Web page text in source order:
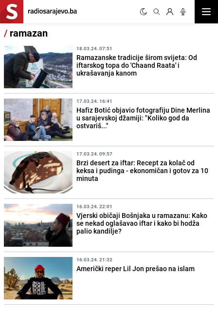
/ ramazan
18.03.24. 07:51
Ramazanske tradicije širom svijeta: Od
iftarskog topa do 'Chaand Raata' i
ukrašavanja kanom
17.03.24. 16:41
Hafiz Botić objavio fotografiju Dine Merlina
u sarajevskoj džamiji: "Koliko god da
ostvariš..."
17.03.24. 09:57
Brzi desert za iftar: Recept za kolač od
keksa i pudinga - ekonomičan i gotov za 10
minuta
16.03.24. 22:01
Vjerski običaji Bošnjaka u ramazanu: Kako
se nekad oglašavao iftar i kako bi hodža
palio kandilje?
16.03.24. 21:32
Američki reper Lil Jon prešao na islam